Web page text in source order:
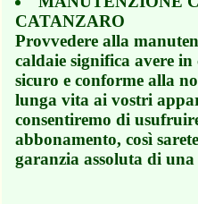
CATANZARO
Provvedere alla
caldaie significa avere
sicuro e conforme alla
lunga vita ai vostri
consentiremo di
abbonamento, così
garanzia assoluta di